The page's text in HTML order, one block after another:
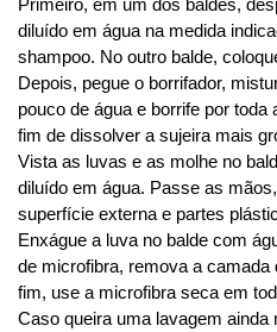
Primeiro, em um dos baldes,
diluído em água na medida
shampoo. No outro balde,
Depois, pegue o borrifador,
pouco de água e borrife por
fim de dissolver a sujeira mais
Vista as luvas e as molhe no
diluído em água. Passe as
superfície externa e partes
Enxágue a luva no balde com
de microfibra, remova a
fim, use a microfibra seca em
Caso queira uma lavagem ainda